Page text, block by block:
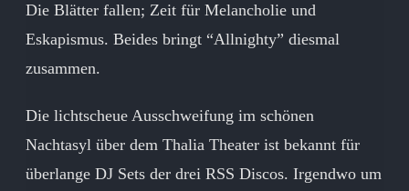
Die Blätter fallen; Zeit für Melancholie und
Eskapismus.Beides bringt “Allnighty” diesmal
zusammen.
Die lichtscheue Ausschweifung im schönen
Nachtasyl über dem Thalia Theater ist bekannt für
überlange DJ Sets der drei RSS Discos. Irgendwo um